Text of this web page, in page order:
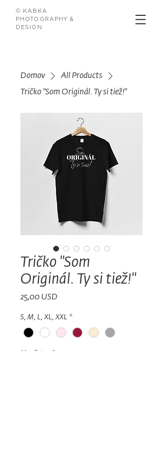
© KABKA
PHOTOGRAPHY &
DESIGN
Domov
All Products
Tričko "Som Originál. Ty si tiež!"
Tričko "Som
Originál. Ty si tiež!"
25,00 USD
S, M, L, XL, XXL *